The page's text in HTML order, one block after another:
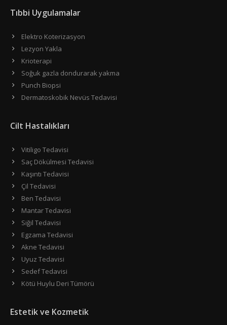
Tıbbi Uygulamalar
Elektro Koterizasyon
Lezyon Yakla
Krioterapi
Soğuk gazla dondurarak yakma
Punch Biopsi
Dermatoskobik Nevüs Tedavisi
Cilt Hastalıkları
Vitiligo Tedavisi
Saç Dökülmesi Tedavisi
Kaşıntı Tedavisi
Çil Tedavisi
Ben Tedavisi
Mantar Tedavisi
Siğil Tedavisi
Egzama Tedavisi
Akne Tedavisi
Uyuz Tedavisi
Sedef Tedavisi
Kötü Huylu Deri Tümörü
Estetik ve Kozmetik